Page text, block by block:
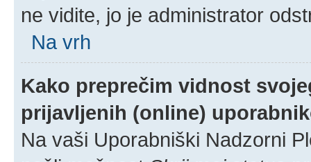
ne vidite, jo je administrator
Na vrh
Kako preprečim vidnost
prijavljenih (online)
Na vaši Uporabniški Nadzorni